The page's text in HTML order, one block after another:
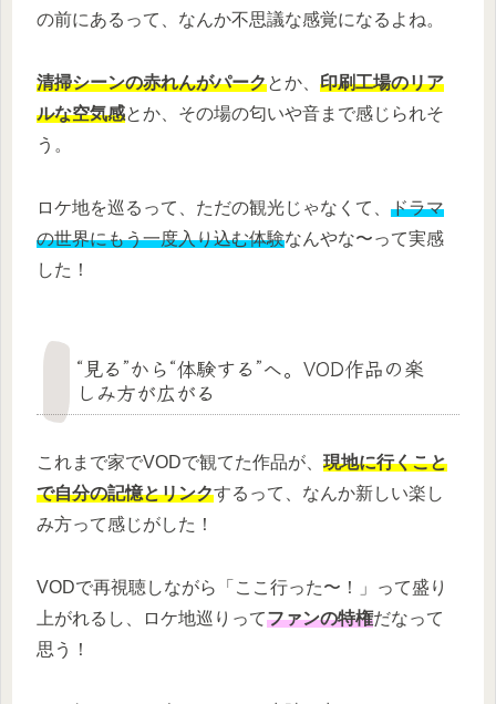
の前にあるって、なんか不思議な感覚になるよね。
清掃シーンの赤れんがパークとか、 印刷工場のリア
ルな空気感とか、その場の匂いや音まで感じられそ
う。
ロケ地を巡るって、ただの観光じゃなくて、 ドラマ
の世界にもう一度入り込む体験なんやな〜って実感
した！
“見る”から“体験する”へ。VOD作品の楽
しみ方が広がる
これまで家でVODで観てた作品が、 現地に行くこと
で自分の記憶とリンクするって、なんか新しい楽し
み方って感じがした！
VODで再視聴しながら「ここ行った〜！」って盛り
上がれるし、ロケ地巡りってファンの特権だなって
思う！